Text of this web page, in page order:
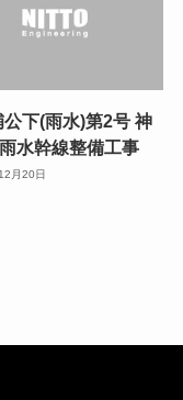
公下(雨水)第2号 神
水幹線整備工事
月20日